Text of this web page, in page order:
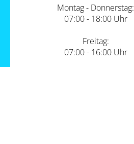
Montag - Donnerstag:
07:00 - 18:00 Uhr
Freitag:
07:00 - 16:00 Uhr